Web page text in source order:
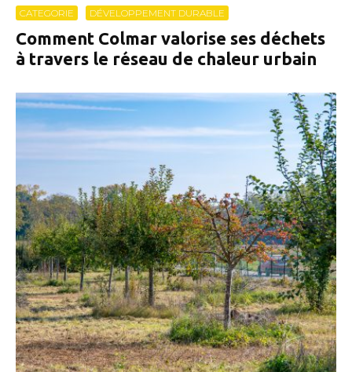
CATEGORIE DÉVELOPPEMENT DURABLE
Comment Colmar valorise ses déchets
à travers le réseau de chaleur urbain